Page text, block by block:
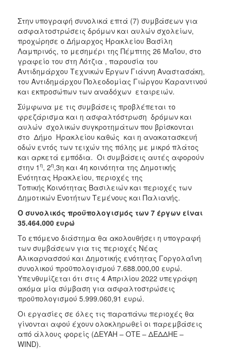
Στην υπογραφή συνολικά επτά (7) συμβάσεων για
ασφαλτοστρώσεις δρόμων και αυλών σχολείων,
προχώρησε ο Δήμαρχος Ηρακλείου Βασίλη
Λαμπρινός, το μεσημέρι της Πέμπτης 26 Μαΐου, στο
γραφείο του στη Λότζια , παρουσία του
Αντιδημάρχου Τεχνικών Έργων Γιάννη Αναστασάκη,
του Αντιδημάρχου Πολεοδομίας Γιώργου Καραντινού
και εκπροσώπων των αναδόχων εταιρειών.
Σύμφωνα με τις συμβάσεις προβλέπεται το
φρεζάρισμα και η ασφαλτόστρωση δρόμων και
αυλών σχολικών συγκροτημάτων που βρίσκονται
στο Δήμο Ηρακλείου καθώς και η ανακατασκευή
οδών εντός των τειχών της πόλης με μικρό πλάτος
και αρκετά εμπόδια. Οι συμβάσεις αυτές αφορούν
στην 1 η, 2η,3η και 4η κοινότητα της Δημοτικής
Ενότητας Ηρακλείου, περιοχές της
Τοπικής Κοινότητας Βασιλειών και περιοχές των
Δημοτικών Ενοτήτων Τεμένους και Παλιανής.
Ο συνολικός προϋπολογισμός των 7 έργων είναι
35.464.000 ευρώ
Το επόμενο διάστημα θα ακολουθήσει η υπογραφή
των συμβάσεων για τις περιοχές Νέας
Αλικαρνασσού και Δημοτικής ενότητας Γοργολαΐνη
συνολικού προϋπολογισμού 7.688.000,00 ευρώ.
Υπενθυμίζεται ότι στις 4 Απριλίου 2022 υπεγράφη
ακόμα μία σύμβαση για ασφαλτοστρώσεις
προϋπολογισμού 5.999.060,91 ευρώ.
Οι εργασίες σε όλες τις παραπάνω περιοχές θα
γίνονται αφού έχουν ολοκληρωθεί οι παρεμβάσεις
από άλλους φορείς (ΔΕΥΑΗ – ΟΤΕ – ΔΕΔΔΗΕ –
WIND).